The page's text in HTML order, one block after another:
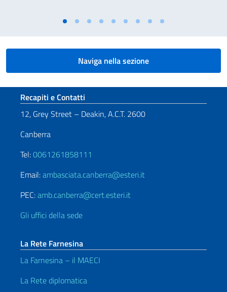
Naviga nella sezione
Sezione footer
Recapiti e Contatti
12, Grey Street – Deakin, A.C.T. 2600
Canberra
Tel:0061261858111
Email:ambasciata.canberra@esteri.it
PEC:amb.canberra@cert.esteri.it
Gli uffici della sede
La Rete Farnesina
La Farnesina – il MAECI
La Rete diplomatica